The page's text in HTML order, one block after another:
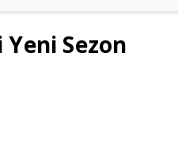
Sezon